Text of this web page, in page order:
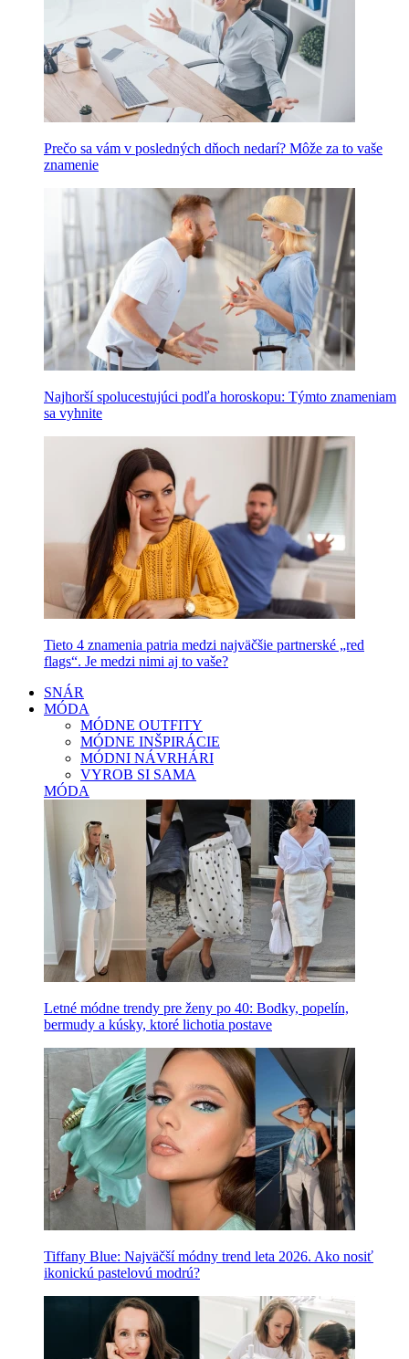
Prečo sa vám v posledných dňoch nedarí? Môže za to vaše
znamenie
Najhorší spolucestujúci podľa horoskopu: Týmto znameniam
sa vyhnite
Tieto 4 znamenia patria medzi najväčšie partnerské „red
flags“. Je medzi nimi aj to vaše?
SNÁR
MÓDA
MÓDNE OUTFITY
MÓDNE INŠPIRÁCIE
MÓDNI NÁVRHÁRI
VYROB SI SAMA
MÓDA
Letné módne trendy pre ženy po 40: Bodky, popelín,
bermudy a kúsky, ktoré lichotia postave
Tiffany Blue: Najväčší módny trend leta 2026. Ako nosiť
ikonickú pastelovú modrú?